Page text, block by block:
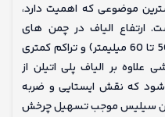
موضوعی که اهمیت دارد،
ارتفاع الیاف در چمن های
مصنوعی ورزشی بلندتر بوده ( بین 50 تا 60 میلیمتر) و تراکم کمتری
بر الیاف پلی اتیلن از
که نقش ایستایی و ضربه
سیلیس موجب تسهیل چرخش